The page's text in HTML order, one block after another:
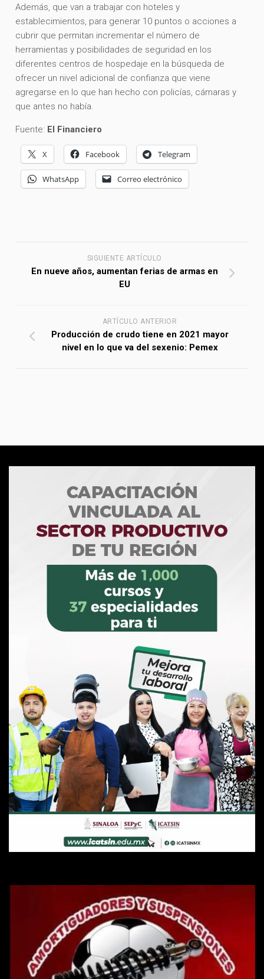
Además, que van a trabajar con hoteles y
establecimientos, para generar 10 puntos o acciones a
cubrir que permitan incrementar el número de
herramientas y posibilidades de seguridad en los
diferentes centros de hospedaje en la búsqueda de
ofrecer un nivel adicional de confianza que viene
agregarse en lo que han hecho con policías, cámaras y
que antes no había.
Fuente: El Financiero
X Facebook Telegram
WhatsApp Correo electrónico
SIGUIENTE ARTÍCULO
En nueve años, aumentan ferias de armas en
EU
ARTÍCULO ANTERIOR
Producción de crudo tiene en 2021 mayor
nivel en lo que va del sexenio: Pemex